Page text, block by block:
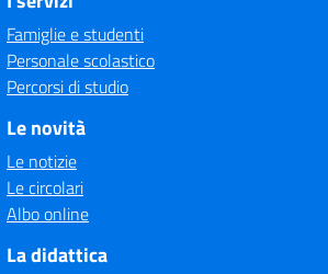
Famiglie e studenti
Personale scolastico
Percorsi di studio
Le novità
Le notizie
Le circolari
Albo online
La didattica